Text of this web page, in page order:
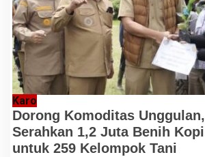
Karo
Dorong Komoditas
Serahkan 1,2 Juta Benih
untuk 259 Kelompok Tani